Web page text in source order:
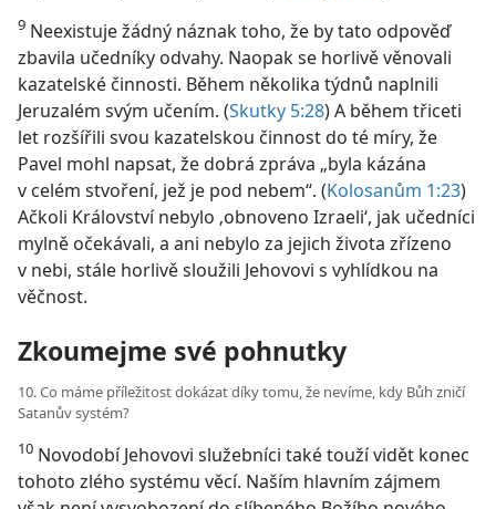
9 Neexistuje žádný náznak toho, že by tato odpověď
zbavila učedníky odvahy. Naopak se horlivě věnovali
kazatelské činnosti. Během několika týdnů naplnili
Jeruzalém svým učením. (Skutky 5:28) A během třiceti
let rozšířili svou kazatelskou činnost do té míry, že
Pavel mohl napsat, že dobrá zpráva „byla kázána
v celém stvoření, jež je pod nebem“. (Kolosanům 1:23)
Ačkoli Království nebylo ‚obnoveno Izraeli‘, jak učedníci
mylně očekávali, a ani nebylo za jejich života zřízeno
v nebi, stále horlivě sloužili Jehovovi s vyhlídkou na
věčnost.
Zkoumejme své pohnutky
10. Co máme příležitost dokázat díky tomu, že nevíme, kdy Bůh zničí
Satanův systém?
10 Novodobí Jehovovi služebníci také touží vidět konec
tohoto zlého systému věcí. Naším hlavním zájmem